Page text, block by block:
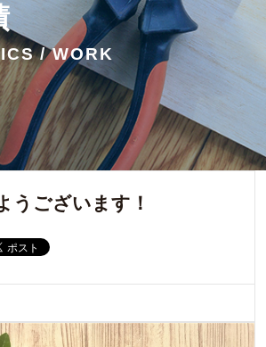
/ WORK
うございます！